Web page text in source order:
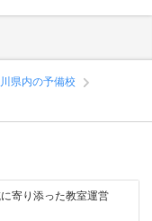
県内の予備校
寄り添った教室運営